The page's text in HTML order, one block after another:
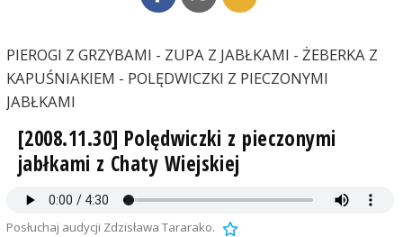
PIEROGI Z GRZYBAMI - ZUPA Z JABŁKAMI - ŻEBERKA Z
KAPUŚNIAKIEM - POLĘDWICZKI Z PIECZONYMI
JABŁKAMI
[2008.11.30] Polędwiczki z pieczonymi
jabłkami z Chaty Wiejskiej
Posłuchaj audycji Zdzisława Tararako.